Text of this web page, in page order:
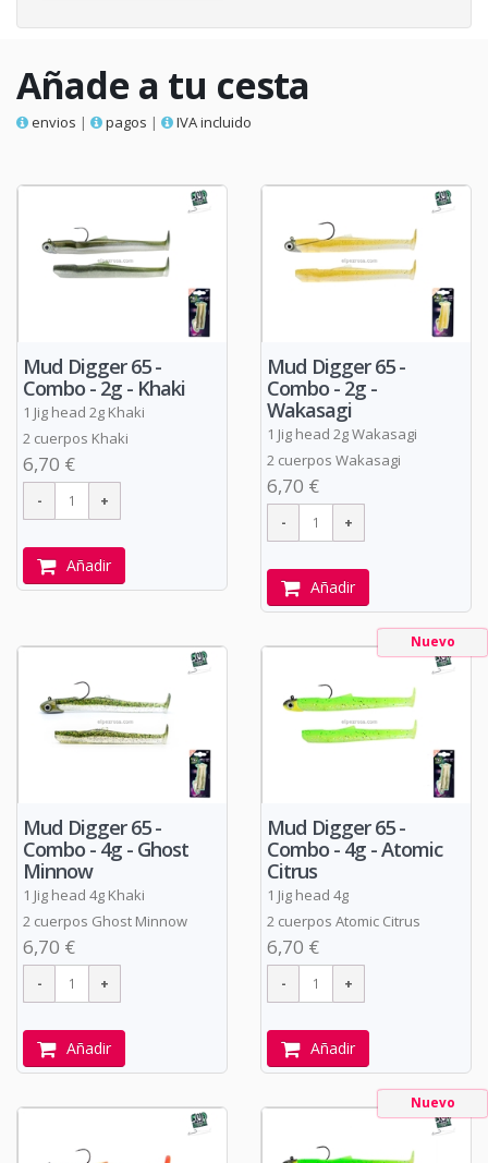
Añade a tu cesta
envios | pagos | IVA incluido
Mud Digger 65 -
Combo - 2g - Khaki
1 Jig head 2g Khaki
2 cuerpos Khaki
6,70 €
Añadir
Mud Digger 65 -
Combo - 2g -
Wakasagi
1 Jig head 2g Wakasagi
2 cuerpos Wakasagi
6,70 €
Añadir
Mud Digger 65 -
Combo - 4g - Ghost
Minnow
1 Jig head 4g Khaki
2 cuerpos Ghost Minnow
6,70 €
Añadir
Nuevo
Mud Digger 65 -
Combo - 4g - Atomic
Citrus
1 Jig head 4g
2 cuerpos Atomic Citrus
6,70 €
Añadir
Nuevo